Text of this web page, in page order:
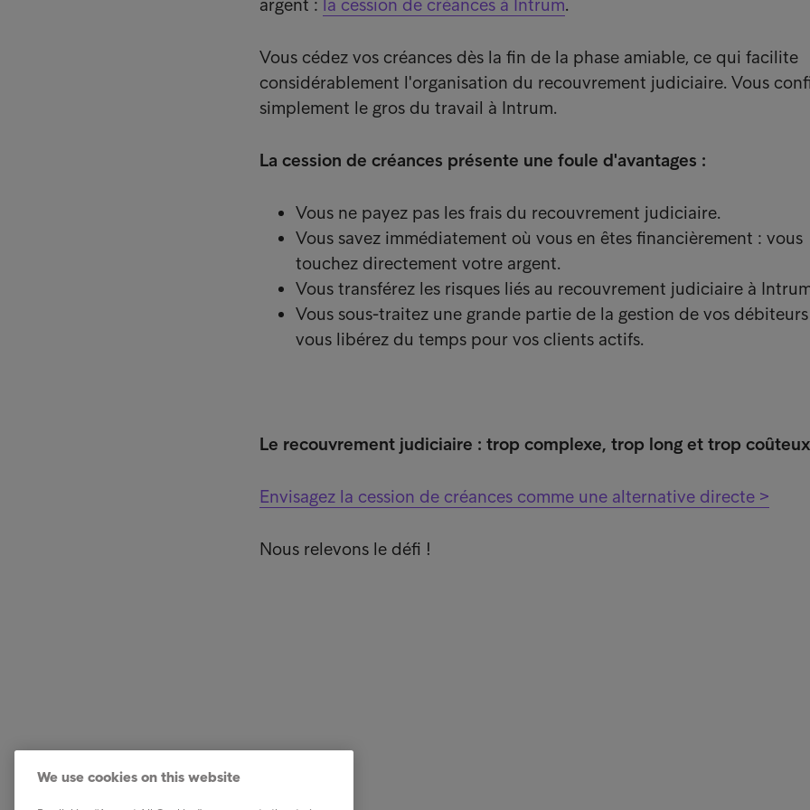
argent : la cession de créances à Intrum.
Vous cédez vos créances dès la fin de la phase amiable, ce qui facilite
considérablement l'organisation du recouvrement judiciaire. Vous
simplement le gros du travail à Intrum.
La cession de créances présente une foule d'avantages :
Vous ne payez pas les frais du recouvrement judiciaire.
Vous savez immédiatement où vous en êtes financièrement : vous
touchez directement votre argent.
Vous transférez les risques liés au recouvrement judiciaire à
Vous sous-traitez une grande partie de la gestion de vos
vous libérez du temps pour vos clients actifs.
Le recouvrement judiciaire : trop complexe, trop long et trop
Envisagez la cession de créances comme une alternative directe >
Nous relevons le défi !
Services
We use cookies on this website